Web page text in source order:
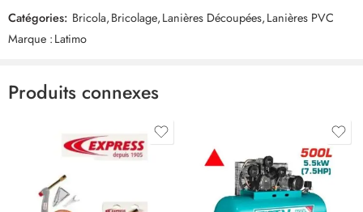
Commentaires
Il n'y a pas encore de critiques.
Catégories: Bricola,Bricolage,Lanières Découpées,Lanières PVC
Marque :Latimo
Produits connexes